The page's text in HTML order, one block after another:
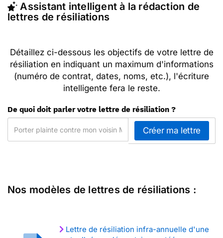
Assistant intelligent à la rédaction de
lettres de résiliations
Détaillez ci-dessous les objectifs de votre lettre de
résiliation en indiquant un maximum d'informations
(numéro de contrat, dates, noms, etc.), l'écriture
intelligente fera le reste.
De quoi doit parler votre lettre de résiliation ?
Nos modèles de lettres de résiliations :
Lettre de résiliation infra-annuelle d'une